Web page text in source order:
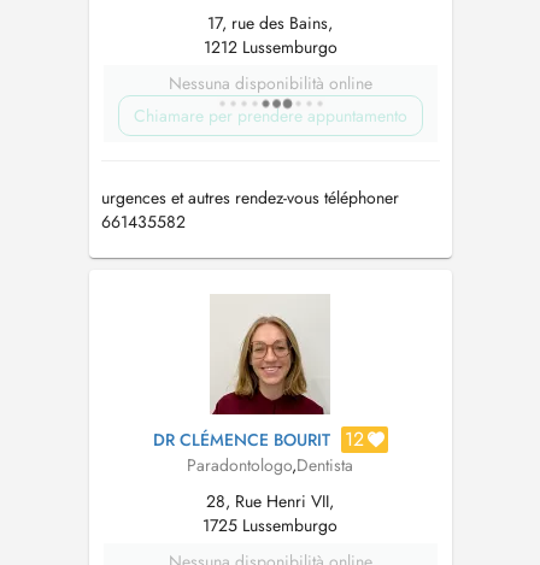
17, rue des Bains,
1212 Lussemburgo
Nessuna disponibilità online
Chiamare per prendere appuntamento
urgences et autres rendez-vous téléphoner
661435582
DR CLÉMENCE BOURIT 12
Paradontologo,Dentista
28, Rue Henri VII,
1725 Lussemburgo